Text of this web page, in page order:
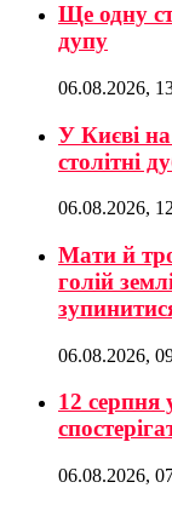
Ще одну
дупу
06.08.2026,
У Києві
столітні
06.08.2026,
Мати й
голій
06.08.2026,
12 серпня
06.08.2026,